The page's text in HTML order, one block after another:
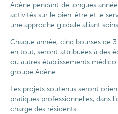
Adène pendant de longues
activités sur le bien-être et le
une approche globale alliant
Chaque année, cinq bourses de
en tout, seront attribuées à des
ou autres établissements
groupe Adène.
Les projets soutenus seront
pratiques professionnelles, dans
charge des résidents.